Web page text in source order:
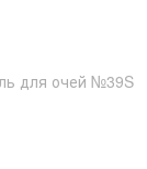
для очей №39S